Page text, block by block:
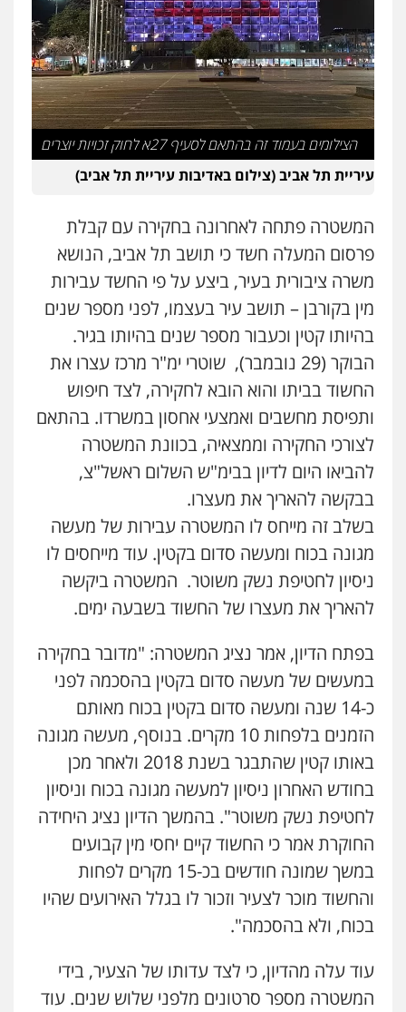
עו"ד זוהר ארבל
פלילי פשיעה חמורה מעצרים וחקירות
קטינים
0538788878
עו"ד אסף דוק
פלילי עבירות מין סמים והימורים פשיעה
חמורה חקירות ומעצרים צווארון לבן והונאה
0526885006
משפט פלילי פשיעה חמורה מעצרים
תעבורה
0544218336
עו"ד שאדי כבהא
פלילי עורכי דין לענייני אסירים
0525556970
משרד עורכי דין חן ברוך
פלילי דיני תעבורה מעצרים וחקירות
0505078733
עו"ד קארין לגטיוי
פלילי פשיעה חמורה מעצרים וחקירות
פלילי צווארון לבן מעצרים הליכי הסגרה
0522249087
עו"ד רועי אטיאס
משפט פלילי פשיעה חמורה צווארון לבן
525043999
עו"ד אסף כהן
פלילי פשיעה חמורה סמים והימורים
מעצרים וחקירות
0526555488
אסירים מרב"ד
0547556464
הצילומים בעמוד זה בהתאם לסעיף 27א לחוק זכויות יוצרים
עיריית תל אביב (צילום באדיבות עיריית תל אביב)
המשטרה פתחה לאחרונה בחקירה עם קבלת
פרסום המעלה חשד כי תושב תל אביב, הנושא
משרה ציבורית בעיר, ביצע על פי החשד עבירות
מין בקורבן – תושב עיר בעצמו, לפני מספר שנים
בהיותו קטין וכעבור מספר שנים בהיותו בגיר.
הבוקר (29 נובמבר), שוטרי ימ"ר מרכז עצרו את
החשוד בביתו והוא הובא לחקירה, לצד חיפוש
ותפיסת מחשבים ואמצעי אחסון במשרדו. בהתאם
לצורכי החקירה וממצאיה, בכוונת המשטרה
להביאו היום לדיון בבימ"ש השלום ראשל"צ,
בבקשה להאריך את מעצרו.
בשלב זה מייחס לו המשטרה עבירות של מעשה
מגונה בכוח ומעשה סדום בקטין. עוד מייחסים לו
ניסיון לחטיפת נשק משוטר. המשטרה ביקשה
להאריך את מעצרו של החשוד בשבעה ימים.
בפתח הדיון, אמר נציג המשטרה: "מדובר בחקירה
במעשים של מעשה סדום בקטין בהסכמה לפני
כ-14 שנה ומעשה סדום בקטין בכוח מאותם
הזמנים בלפחות 10 מקרים. בנוסף, מעשה מגונה
באותו קטין שהתבגר בשנת 2018 ולאחר מכן
בחודש האחרון ניסיון למעשה מגונה בכוח וניסיון
לחטיפת נשק משוטר". בהמשך הדיון נציג היחידה
החוקרת אמר כי החשוד קיים יחסי מין קבועים
במשך שמונה חודשים בכ-15 מקרים לפחות
והחשוד מוכר לצעיר וזכור לו בגלל האירועים שהיו
בכוח, ולא בהסכמה".
עוד עלה מהדיון, כי לצד עדותו של הצעיר, בידי
המשטרה מספר סרטונים מלפני שלוש שנים. עוד